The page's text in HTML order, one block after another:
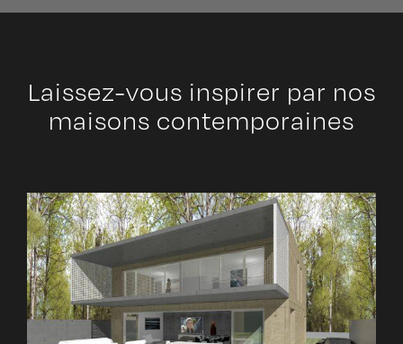
Laissez-vous inspirer par nos
maisons contemporaines